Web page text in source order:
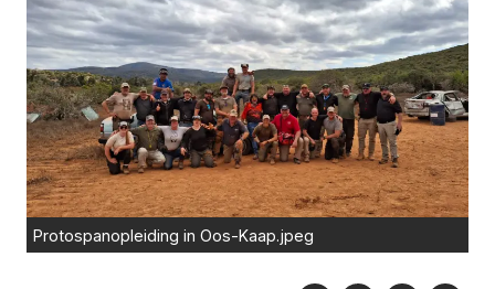
Protospanopleiding in Oos-Kaap.jpeg